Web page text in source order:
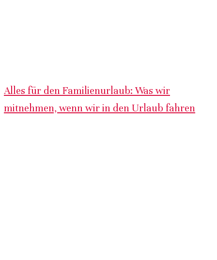
Alles für den Familienurlaub: Was wir
mitnehmen, wenn wir in den Urlaub fahren